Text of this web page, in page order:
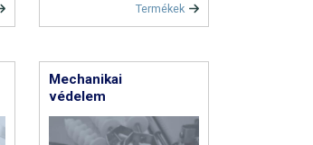
Termékek
Mechanikai
védelem